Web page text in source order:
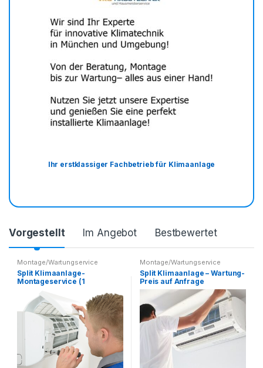
Ihr erstklassiger Fachbetrieb für Klimaanlage
Vorgestellt Im Angebot Bestbewertet
Montage/Wartungservice
Split Klimaanlage-
Montageservice (1
Anfrage
Montage/Wartungservice
Split Klimaanlage – Wartung-
Preis auf Anfrage